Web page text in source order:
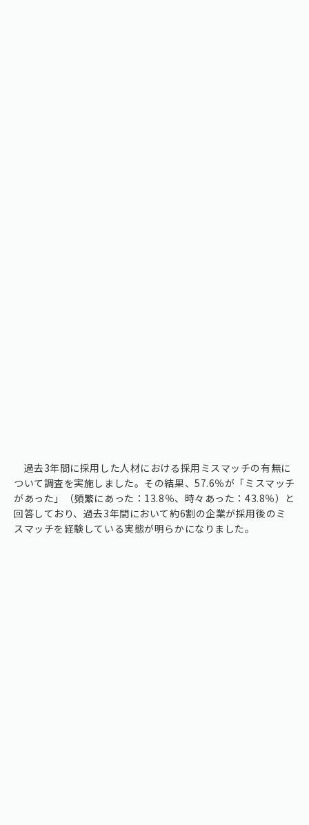
過去3年間に採用した人材における採用ミスマッチの有無に
ついて調査を実施しました。その結果、57.6％が「ミスマッチ
があった」（頻繁にあった：13.8％、時々あった：43.8％）と
回答しており、過去3年間において約6割の企業が採用後のミ
スマッチを経験している実態が明らかになりました。